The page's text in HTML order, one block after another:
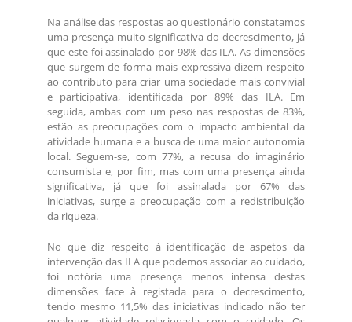
Na análise das respostas ao questionário constatamos
uma presença muito significativa do decrescimento, já
que este foi assinalado por 98% das ILA. As dimensões
que surgem de forma mais expressiva dizem respeito
ao contributo para criar uma sociedade mais convivial
e participativa, identificada por 89% das ILA. Em
seguida, ambas com um peso nas respostas de 83%,
estão as preocupações com o impacto ambiental da
atividade humana e a busca de uma maior autonomia
local. Seguem-se, com 77%, a recusa do imaginário
consumista e, por fim, mas com uma presença ainda
significativa, já que foi assinalada por 67% das
iniciativas, surge a preocupação com a redistribuição
da riqueza.
No que diz respeito à identificação de aspetos da
intervenção das ILA que podemos associar ao cuidado,
foi notória uma presença menos intensa destas
dimensões face à registada para o decrescimento,
tendo mesmo 11,5% das iniciativas indicado não ter